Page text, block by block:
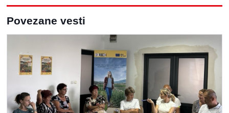
Povezane vesti